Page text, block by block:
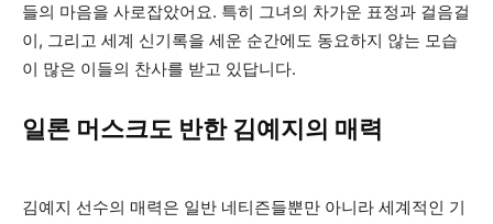
들의 마음을 사로잡았어요. 특히 그녀의 차가운 표정과 걸음걸
이, 그리고 세계 신기록을 세운 순간에도 동요하지 않는 모습
이 많은 이들의 찬사를 받고 있답니다.
일론 머스크도 반한 김예지의 매력
김예지 선수의 매력은 일반 네티즌들뿐만 아니라 세계적인 기